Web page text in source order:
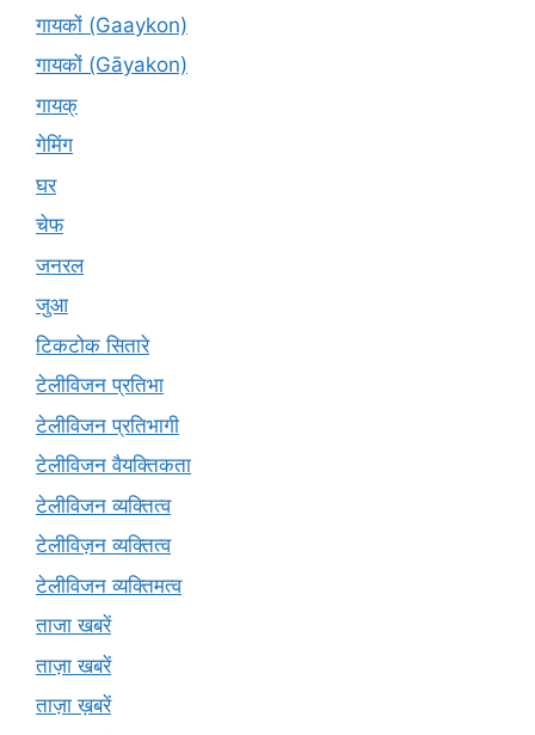
गायकों (Gaaykon)
गायकों (Gāyakon)
गायक्
गेमिंग
घर
चेफ
जनरल
जुआ
टिकटोक सितारे
टेलीविजन प्रतिभा
टेलीविजन प्रतिभागी
टेलीविजन वैयक्तिकता
टेलीविजन व्यक्तित्व
टेलीविज़न व्यक्तित्व
टेलीविजन व्यक्तिमत्व
ताजा खबरें
ताज़ा खबरें
ताज़ा ख़बरें